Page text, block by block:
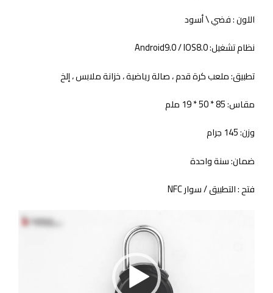
اللون : فضي \ أسود
نظام تشغيل: Android9.0 / IOS8.0
تطبيق: ملعب كرة قدم ، صالة رياضية ، خزانة ملابس ، إلخ
مقاس: 85 * 50 * 19 ملم
وزن: 145 جرام
ضمان: سنة واحدة
فتح : التطبيق / سوار NFC